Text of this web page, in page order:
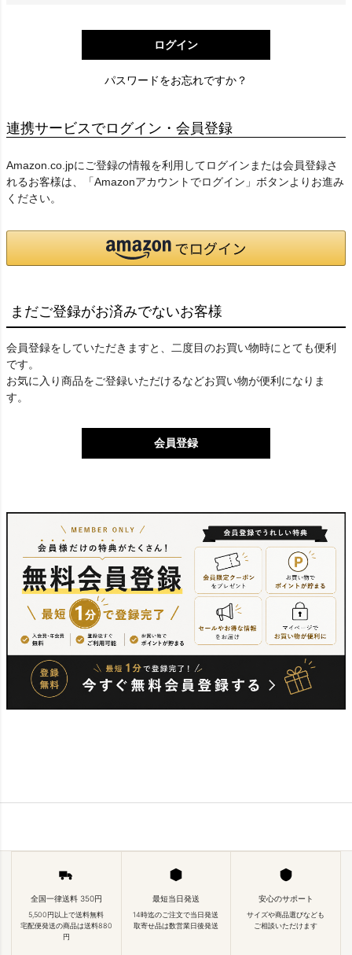
)
ログイン
パスワードをお忘れですか？
連携サービスでログイン・会員登録
Amazon.co.jpにご登録の情報を利用してログインまたは会員登録さ
れるお客様は、「Amazonアカウントでログイン」ボタンよりお進み
ください。
まだご登録がお済みでないお客様
会員登録をしていただきますと、二度目のお買い物時にとても便利
です。
お気に入り商品をご登録いただけるなどお買い物が便利になりま
す。
会員登録
全国一律送料 350円
5,500円以上で送料無料
宅配便発送の商品は送料880
円
最短当日発送
14時迄のご注文で当日発送
取寄せ品は数営業日後発送
安心のサポート
サイズや商品選びなども
ご相談いただけます